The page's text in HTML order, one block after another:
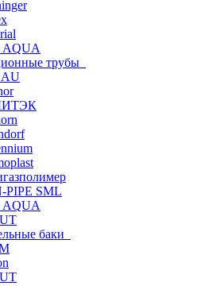
AQUA
трубы
PIPE SML
AQUA
баки